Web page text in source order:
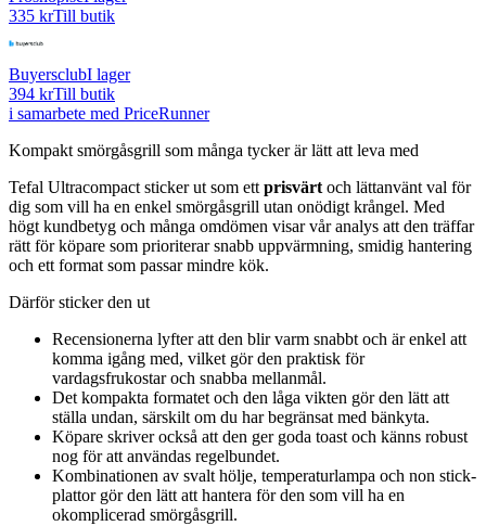
335 krTill butik
BuyersclubI lager
394 krTill butik
i samarbete med PriceRunner
Kompakt smörgåsgrill som många tycker är lätt att leva med
Tefal Ultracompact sticker ut som ett prisvärt och lättanvänt val för
dig som vill ha en enkel smörgåsgrill utan onödigt krångel. Med
högt kundbetyg och många omdömen visar vår analys att den träffar
rätt för köpare som prioriterar snabb uppvärmning, smidig hantering
och ett format som passar mindre kök.
Därför sticker den ut
Recensionerna lyfter att den blir varm snabbt och är enkel att
komma igång med, vilket gör den praktisk för
vardagsfrukostar och snabba mellanmål.
Det kompakta formatet och den låga vikten gör den lätt att
ställa undan, särskilt om du har begränsat med bänkyta.
Köpare skriver också att den ger goda toast och känns robust
nog för att användas regelbundet.
Kombinationen av svalt hölje, temperaturlampa och non stick-
plattor gör den lätt att hantera för den som vill ha en
okomplicerad smörgåsgrill.